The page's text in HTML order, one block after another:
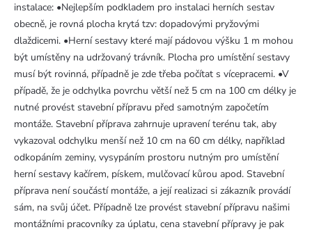
instalace: •Nejlepším podkladem pro instalaci herních sestav
obecně, je rovná plocha krytá tzv: dopadovými pryžovými
dlaždicemi. •Herní sestavy které mají pádovou výšku 1 m mohou
být umístěny na udržovaný trávník. Plocha pro umístění sestavy
musí být rovinná, případně je zde třeba počítat s vícepracemi. •V
případě, že je odchylka povrchu větší než 5 cm na 100 cm délky je
nutné provést stavební přípravu před samotným započetím
montáže. Stavební příprava zahrnuje upravení terénu tak, aby
vykazoval odchylku menší než 10 cm na 60 cm délky, například
odkopáním zeminy, vysypáním prostoru nutným pro umístění
herní sestavy kačírem, pískem, mulčovací kůrou apod. Stavební
příprava není součástí montáže, a její realizaci si zákazník provádí
sám, na svůj účet. Případně lze provést stavební přípravu našimi
montážními pracovníky za úplatu, cena stavební přípravy je pak